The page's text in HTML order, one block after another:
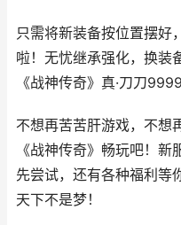
只需将新装备按位置摆好
啦！无忧继承强化，换装
《战神传奇》真·刀刀
不想再苦苦肝游戏，不想
《战神传奇》畅玩吧！
先尝试，还有各种福利等
天下不是梦！